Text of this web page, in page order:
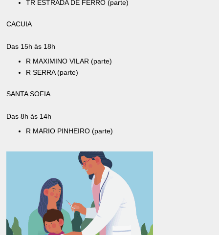
TR ESTRADA DE FERRO (parte)
CACUIA
Das 15h às 18h
R MAXIMINO VILAR (parte)
R SERRA (parte)
SANTA SOFIA
Das 8h às 14h
R MARIO PINHEIRO (parte)